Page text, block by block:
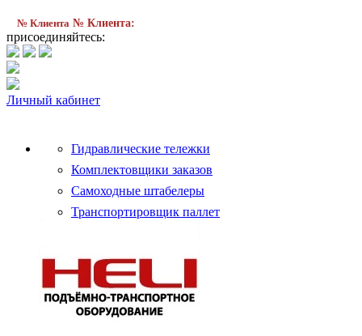
№ Клиента № Клиента:
присоединяйтесь:
Личный кабинет
Гидравлические тележки
Комплектовщики заказов
Самоходные штабелеры
Транспортировщик паллет